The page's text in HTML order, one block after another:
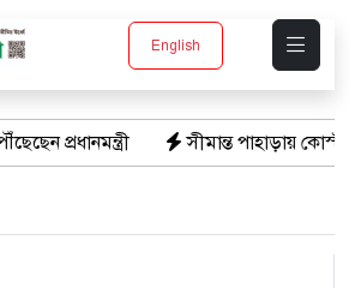
English
সীমান্ত পাহাড়ায় কোস্ট গার্ডের বড়